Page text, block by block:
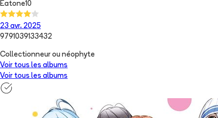
Eatone10
23 avr. 2025
9791039133432
Collectionneur ou néophyte
Voir tous les albums
Voir tous les albums